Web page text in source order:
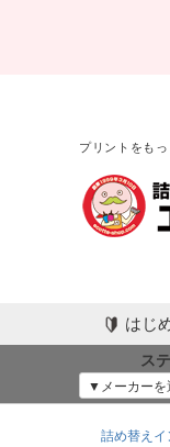
プリントをもっ
はじ
ス
詰め替えイ